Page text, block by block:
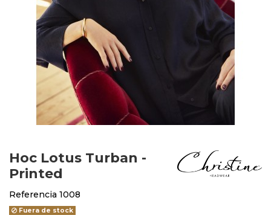
Hoc Lotus Turban -
Printed
Referencia 1008
Fuera de stock